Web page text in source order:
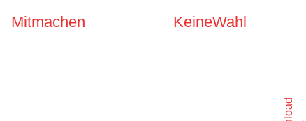
Mitmachen KeineWahl